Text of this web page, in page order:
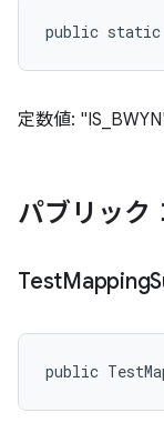
public static
定数値:
パブリック
TestMapping
public